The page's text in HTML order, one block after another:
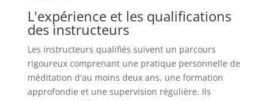
L'expérience et les qualifications
des instructeurs
Les instructeurs qualifiés suivent un parcours
rigoureux comprenant une pratique personnelle de
méditation d'au moins deux ans, une formation
approfondie et une supervision régulière. Ils